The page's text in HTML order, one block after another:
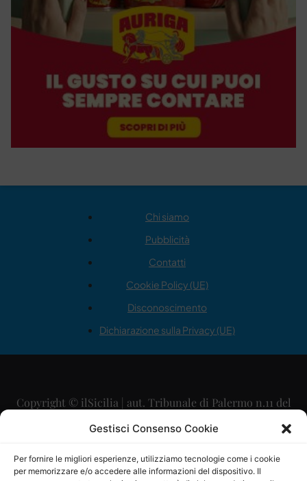
Gestisci Consenso Cookie
Per fornire le migliori esperienze, utilizziamo tecnologie come i cookie
per memorizzare e/o accedere alle informazioni del dispositivo. Il
Chi siamo
Pubblicità
Contatti
Cookie Policy (UE)
Disconoscimento
Dichiarazione sulla Privacy (UE)
Copyright © ilSicilia | aut. Tribunale di Palermo n.11 del
29/09/2015